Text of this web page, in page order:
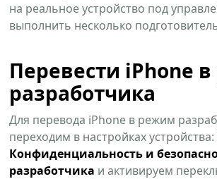
на реальное устройство под
выполнить несколько
Перевести iPhone
разработчика
Для перевода iPhone в режим
переходим в настройках устройства:
Конфиденциальность и
разработчика и активируем